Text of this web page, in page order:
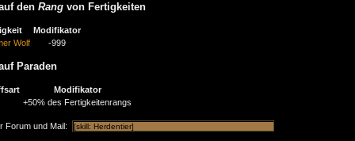
den Rang von Fertigkeiten
Modifikator
Wolf
-999
Paraden
Modifikator
+50% des Fertigkeitenrangs
Forum und Mail: